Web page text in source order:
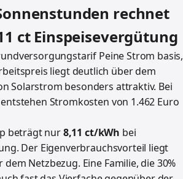
rechnet
ct Einspeisevergütung
Peine Strom basis,
liegt deutlich über dem
Solarstrom besonders attraktiv. Bei
Stromkosten von 1.462 Euro
beträgt nur8,11 ct/kWh bei
Der Eigenverbrauchsvorteil liegt
dem Netzbezug. Eine Familie, die 30%